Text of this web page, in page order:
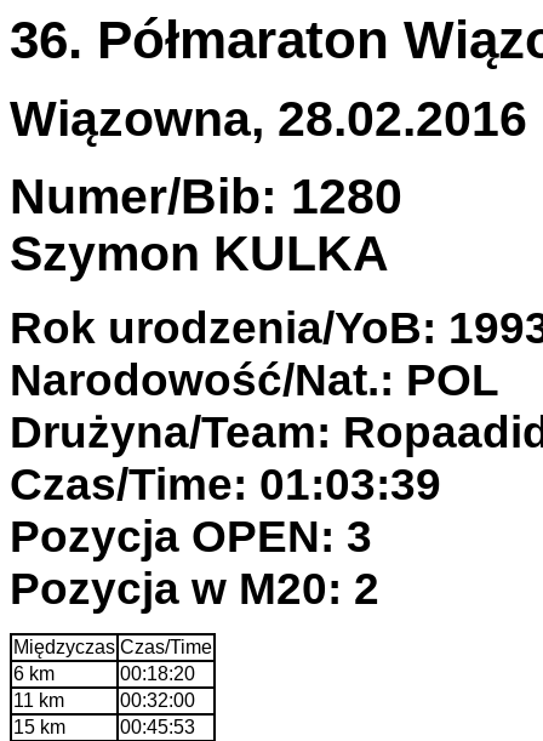
36. Półmaraton
Wiązowna, 28.02.2016
Numer/Bib: 1280
Szymon KULKA
Rok urodzenia/YoB:
Narodowość/Nat.: POL
Drużyna/Team:
Czas/Time: 01:03:39
Pozycja OPEN: 3
Pozycja w M20: 2
Międzyczas Czas/Time
6 km
00:18:20
11 km
00:32:00
15 km
00:45:53